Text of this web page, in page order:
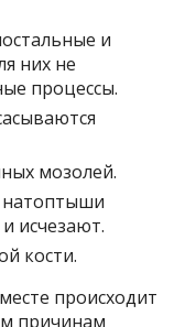
и
них не
процессы.
мозолей.
исчезают.
кости.
происходит
причинам